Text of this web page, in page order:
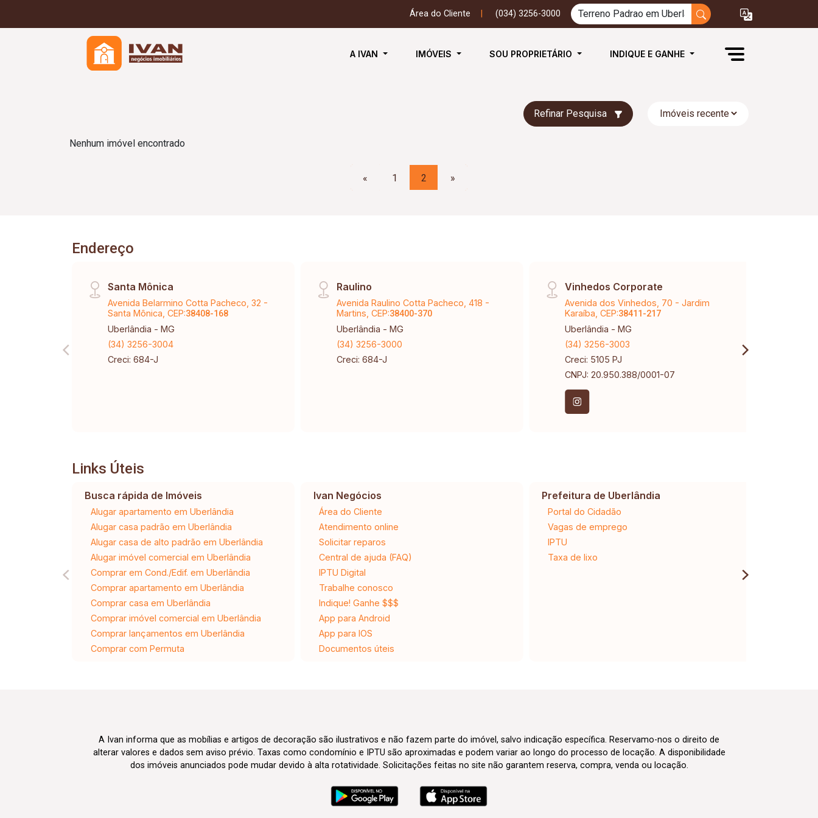
Área do Cliente (034) 3256-3000
A IVAN IMÓVEIS SOU PROPRIETÁRIO INDIQUE E GANHE
Refinar Pesquisa
Nenhum imóvel encontrado
« 1 2 »
Endereço
Santa Mônica
Avenida Belarmino Cotta Pacheco, 32 -
Santa Mônica, CEP:38408-168
Uberlândia - MG
(34) 3256-3004
Creci: 684-J
Raulino
Avenida Raulino Cotta Pacheco, 418 -
Martins, CEP:38400-370
Uberlândia - MG
(34) 3256-3000
Creci: 684-J
Vinhedos Corporate
Avenida dos Vinhedos, 70 - Jardim
Karaíba, CEP:38411-217
Uberlândia - MG
(34) 3256-3003
Creci: 5105 PJ
CNPJ: 20.950.388/0001-07
Links Úteis
Busca rápida de Imóveis
Alugar apartamento em Uberlândia
Alugar casa padrão em Uberlândia
Alugar casa de alto padrão em Uberlândia
Alugar imóvel comercial em Uberlândia
Comprar em Cond./Edif. em Uberlândia
Comprar apartamento em Uberlândia
Comprar casa em Uberlândia
Comprar imóvel comercial em Uberlândia
Comprar lançamentos em Uberlândia
Comprar com Permuta
Ivan Negócios
Área do Cliente
Atendimento online
Solicitar reparos
Central de ajuda (FAQ)
IPTU Digital
Trabalhe conosco
Indique! Ganhe $$$
App para Android
App para IOS
Documentos úteis
Prefeitura de Uberlândia
Portal do Cidadão
Vagas de emprego
IPTU
Taxa de lixo
A Ivan informa que as mobílias e artigos de decoração são ilustrativos e não fazem parte do imóvel, salvo indicação específica. Reservamo-nos o direito de
alterar valores e dados sem aviso prévio. Taxas como condomínio e IPTU são aproximadas e podem variar ao longo do processo de locação. A disponibilidade
dos imóveis anunciados pode mudar devido à alta rotatividade. Solicitações feitas no site não garantem reserva, compra, venda ou locação.